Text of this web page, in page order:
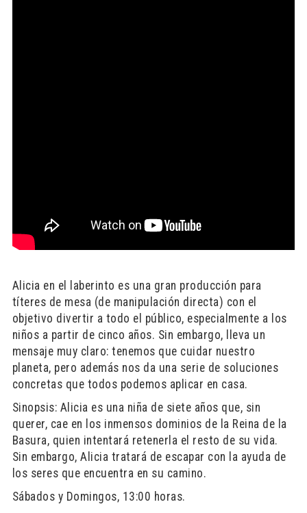
Alicia en el laberinto es una gran producción para
títeres de mesa (de manipulación directa) con el
objetivo divertir a todo el público, especialmente a los
niños a partir de cinco años. Sin embargo, lleva un
mensaje muy claro: tenemos que cuidar nuestro
planeta, pero además nos da una serie de soluciones
concretas que todos podemos aplicar en casa.
Sinopsis: Alicia es una niña de siete años que, sin
querer, cae en los inmensos dominios de la Reina de la
Basura, quien intentará retenerla el resto de su vida.
Sin embargo, Alicia tratará de escapar con la ayuda de
los seres que encuentra en su camino.
Sábados y Domingos, 13:00 horas.